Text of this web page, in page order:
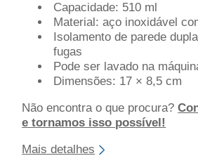
Capacidade: 510 ml
Material: aço inoxidável
Isolamento de parede
fugas
Pode ser lavado na
Dimensões: 17 × 8,5 cm
Não encontra o que procura?
e tornamos isso possível!
Mais detalhes